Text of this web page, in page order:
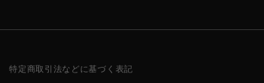
特定商取引法などに基づく表記